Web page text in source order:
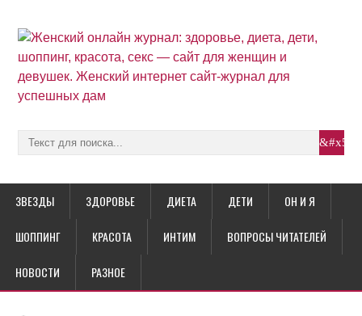
ЗВЕЗДЫ ЗДОРОВЬЕ ДИЕТА ДЕТИ ОН И Я
ШОППИНГ КРАСОТА ИНТИМ ВОПРОСЫ ЧИТАТЕЛЕЙ
НОВОСТИ РАЗНОЕ